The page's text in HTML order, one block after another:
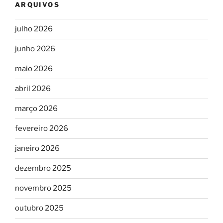
ARQUIVOS
julho 2026
junho 2026
maio 2026
abril 2026
março 2026
fevereiro 2026
janeiro 2026
dezembro 2025
novembro 2025
outubro 2025